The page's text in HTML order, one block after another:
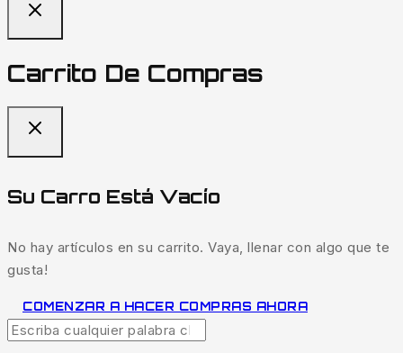
Carrito De Compras
Su Carro Está Vacío
No hay artículos en su carrito. Vaya, llenar con algo que te
gusta!
COMENZAR A HACER COMPRAS AHORA